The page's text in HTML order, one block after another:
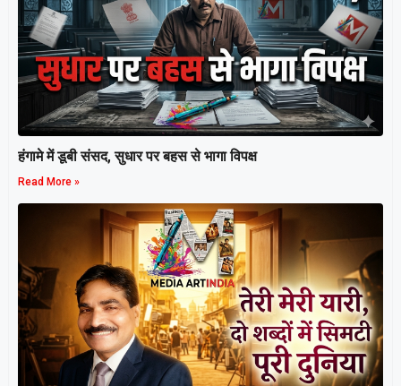
हंगामे में डूबी संसद, सुधार पर बहस से भागा विपक्ष
Read More »